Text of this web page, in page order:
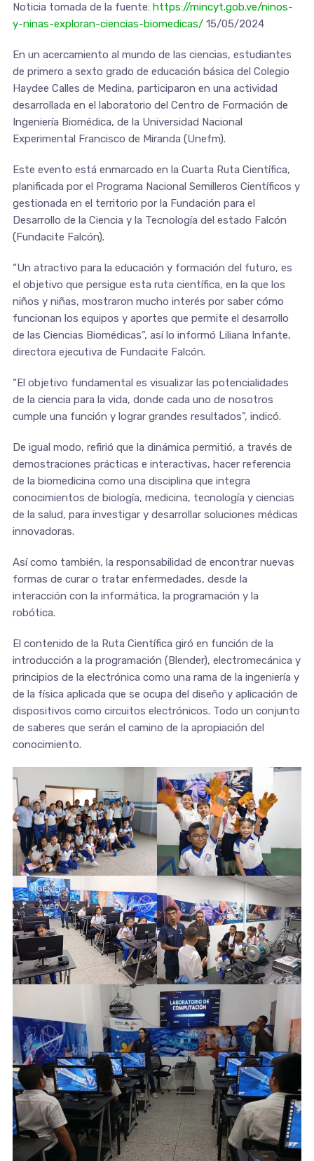
Noticia tomada de la fuente: https://mincyt.gob.ve/ninos-
y-ninas-exploran-ciencias-biomedicas/15/05/2024
En un acercamiento al mundo de las ciencias, estudiantes
de primero a sexto grado de educación básica del Colegio
Haydee Calles de Medina, participaron en una actividad
desarrollada en el laboratorio del Centro de Formación de
Ingeniería Biomédica, de la Universidad Nacional
Experimental Francisco de Miranda (Unefm).
Este evento está enmarcado en la Cuarta Ruta Científica,
planificada por el Programa Nacional Semilleros Científicos y
gestionada en el territorio por la Fundación para el
Desarrollo de la Ciencia y la Tecnología del estado Falcón
(Fundacite Falcón).
“Un atractivo para la educación y formación del futuro, es
el objetivo que persigue esta ruta científica, en la que los
niños y niñas, mostraron mucho interés por saber cómo
funcionan los equipos y aportes que permite el desarrollo
de las Ciencias Biomédicas”, así lo informó Liliana Infante,
directora ejecutiva de Fundacite Falcón.
“El objetivo fundamental es visualizar las potencialidades
de la ciencia para la vida, donde cada uno de nosotros
cumple una función y lograr grandes resultados”, indicó.
De igual modo, refirió que la dinámica permitió, a través de
demostraciones prácticas e interactivas, hacer referencia
de la biomedicina como una disciplina que integra
conocimientos de biología, medicina, tecnología y ciencias
de la salud, para investigar y desarrollar soluciones médicas
innovadoras.
Así como también, la responsabilidad de encontrar nuevas
formas de curar o tratar enfermedades, desde la
interacción con la informática, la programación y la
robótica.
El contenido de la Ruta Científica giró en función de la
introducción a la programación (Blender), electromecánica y
principios de la electrónica como una rama de la ingeniería y
de la física aplicada que se ocupa del diseño y aplicación de
dispositivos como circuitos electrónicos. Todo un conjunto
de saberes que serán el camino de la apropiación del
conocimiento.